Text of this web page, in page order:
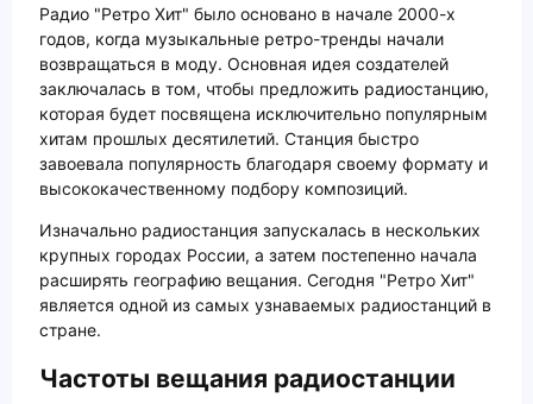
Радио "Ретро Хит" было основано в начале 2000-х
годов, когда музыкальные ретро-тренды начали
возвращаться в моду. Основная идея создателей
заключалась в том, чтобы предложить радиостанцию,
которая будет посвящена исключительно популярным
хитам прошлых десятилетий. Станция быстро
завоевала популярность благодаря своему формату и
высококачественному подбору композиций.
Изначально радиостанция запускалась в нескольких
крупных городах России, а затем постепенно начала
расширять географию вещания. Сегодня "Ретро Хит"
является одной из самых узнаваемых радиостанций в
стране.
Частоты вещания радиостанции